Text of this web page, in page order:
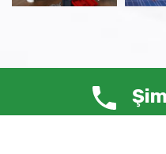
© Copyright 2025 ANTİ